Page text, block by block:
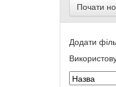
Почати
Додати